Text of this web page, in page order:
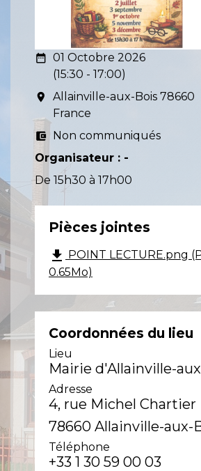
date_range 01 Octobre 2026
(15:30 - 17:00)
room
Allainville-aux-Bois 78660
France
account_balance_wallet Non communiqués
Organisateur : -
De 15h30 à 17h00
Pièces jointes
file_download POINT LECTURE.png
0.65Mo)
Coordonnées du lieu
Lieu
Mairie d'Allainville-
Adresse
4, rue Michel Chartier
78660 Allainville-aux-
Téléphone
+33 1 30 59 00 03